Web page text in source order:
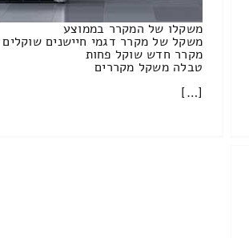
משקלו של המקרר בממוצע
משקל של מקרר דגמי חיישנים שוקלים
מקרר חדש שוקל פחות
טבלה משקל מקררים
[…]